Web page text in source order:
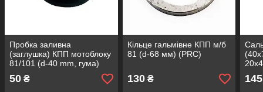
Пробка заливна
(заглушка) КПП мотоблоку
81/101 (d-40 mm, гума)
(PRC)
50 ₴
Кільце гальмівне КПП м/б
81 (d-68 мм) (PRC)
130₴ 145